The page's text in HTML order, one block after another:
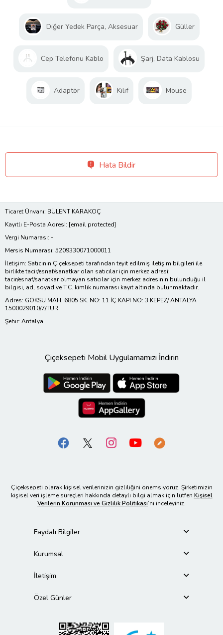
Diğer Yedek Parça, Aksesuar Güller
Cep Telefonu Kablo Şarj, Data Kablosu
Adaptör Kılıf Mouse
Hata Bildir
Ticaret Ünvanı: BÜLENT KARAKOÇ
Kayıtlı E-Posta Adresi: [email protected]
Vergi Numarası: -
Mersis Numarası: 5209330071000011
İletişim: Satıcının Çiçeksepeti tarafından teyit edilmiş iletişim bilgileri ile
birlikte tacir/esnaf/sanatkar olan satıcılar için merkez adresi;
tacir/esnaf/sanatkar olmayan satıcılar için merkez adresinin bulunduğu il
bilgisi, ad, soyad ve T.C. kimlik numarası kayıt altında bulunmaktadır.
Adres: GÖKSU MAH. 6805 SK. NO: 11 İÇ KAPI NO: 3 KEPEZ/ ANTALYA
1500029010/7/TUR
Şehir: Antalya
Çiçeksepeti Mobil Uygulamamızı İndirin
Çiçeksepeti olarak kişisel verilerinizin gizliliğini önemsiyoruz. Şirketimizin
kişisel veri işleme süreçleri hakkında detaylı bilgi almak için lütfen Kişisel
Verilerin Korunması ve Gizlilik Politikası’nı inceleyiniz.
Faydalı Bilgiler
Kurumsal
İletişim
Özel Günler